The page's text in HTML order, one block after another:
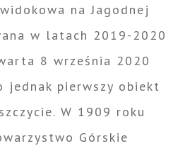
na Jagodnej
w latach 2019-2020
8 września 2020
pierwszy obiekt
W 1909 roku
Górskie